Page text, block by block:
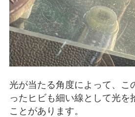
光が当たる角度によって、こ
ったヒビも細い線として光を
ことがあります。